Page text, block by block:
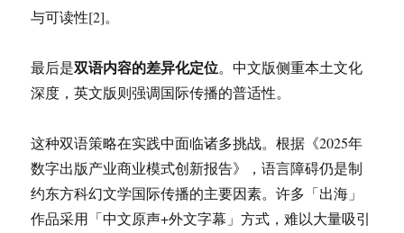
与可读性[2]。
最后是双语内容的差异化定位。中文版侧重本土文化
深度，英文版则强调国际传播的普适性。
这种双语策略在实践中面临诸多挑战。根据《2025年
数字出版产业商业模式创新报告》，语言障碍仍是制
约东方科幻文学国际传播的主要因素。许多「出海」
作品采用「中文原声+外文字幕」方式，难以大量吸引